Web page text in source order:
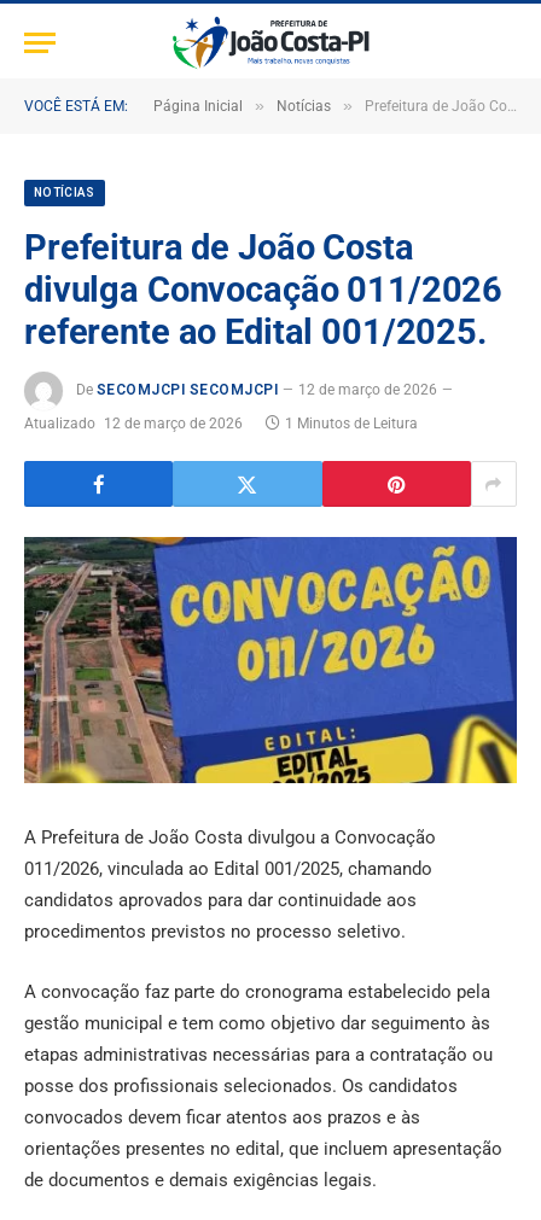
VOCÊ ESTÁ EM: Página Inicial » Notícias » Prefeitura de João Costa divulga Convocação 011/2026 referente ao Edital 001/2025.
NOTÍCIAS
Prefeitura de João Costa
divulga Convocação 011/2026
referente ao Edital 001/2025.
De SECOMJCPI SECOMJCPI
12 de março de 2026
Atualizado 12 de março de 2026 1 Minutos de Leitura
A Prefeitura de João Costa divulgou a Convocação
011/2026, vinculada ao Edital 001/2025, chamando
candidatos aprovados para dar continuidade aos
procedimentos previstos no processo seletivo.
A convocação faz parte do cronograma estabelecido pela
gestão municipal e tem como objetivo dar seguimento às
etapas administrativas necessárias para a contratação ou
posse dos profissionais selecionados. Os candidatos
convocados devem ficar atentos aos prazos e às
orientações presentes no edital, que incluem apresentação
de documentos e demais exigências legais.